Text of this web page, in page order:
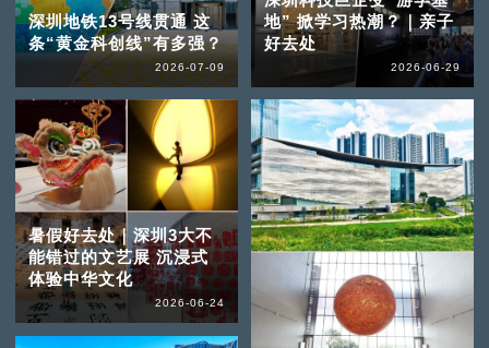
深圳地铁13号线贯通 这
条“黄金科创线”有多强？
2026-07-09
地” 掀学习热潮？｜亲子
好去处
2026-06-29
暑假好去处｜深圳3大不
能错过的文艺展 沉浸式
体验中华文化
2026-06-24